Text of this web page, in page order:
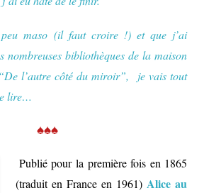
maso (il faut croire !) et que j’ai
nombreuses bibliothèques de la maison
l’autre côté du miroir”, je vais tout
lire…
♠♠♠
Publiépour la première fois en 1865
(traduit en France en 1961)Alice au